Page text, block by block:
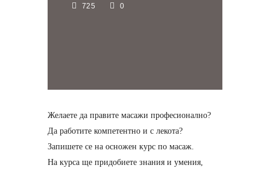
725 0
Желаете да правите масажи професионално?
Да работите компетентно и с лекота?
Запишете се на осножен курс по масаж.
На курса ще придобиете знания и умения,